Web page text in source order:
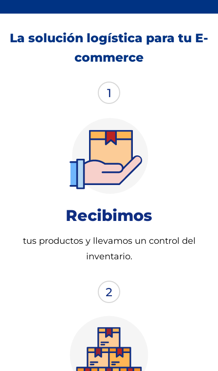
La solución logística para tu E-
commerce
Recibimos
tus productos y llevamos un control del
inventario.